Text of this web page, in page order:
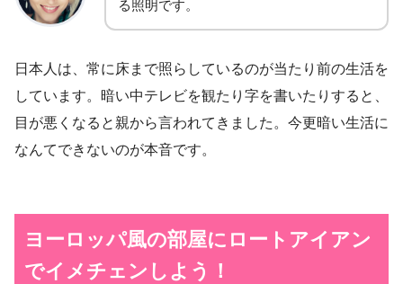
る照明です。
日本人は、常に床まで照らしているのが当たり前の生活を
しています。暗い中テレビを観たり字を書いたりすると、
目が悪くなると親から言われてきました。今更暗い生活に
なんてできないのが本音です。
ヨーロッパ風の部屋にロートアイアン
でイメチェンしよう！